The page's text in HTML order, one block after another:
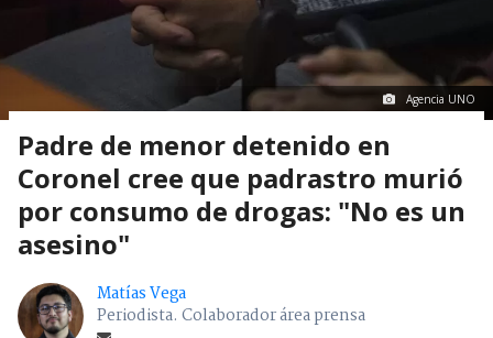
Agencia UNO
Padre de menor detenido en
Coronel cree que padrastro murió
por consumo de drogas: "No es un
asesino"
Matías Vega
Periodista. Colaborador área prensa